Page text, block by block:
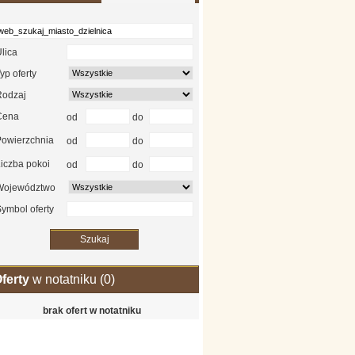
oferty
od do
od do
pokoi od do
oferty
w notatniku (0)
brak ofert w notatniku